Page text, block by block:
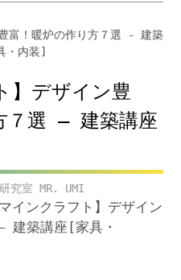
】デザイン豊
７選 – 建築講座
究室 MR. UMI
インクラフト】デザイン
建築講座[家具・